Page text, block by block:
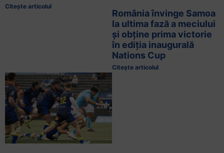
Citește articolul
România învinge Samoa
la ultima fază a meciului
și obține prima victorie
în ediția inaugurală
Nations Cup
Citește articolul